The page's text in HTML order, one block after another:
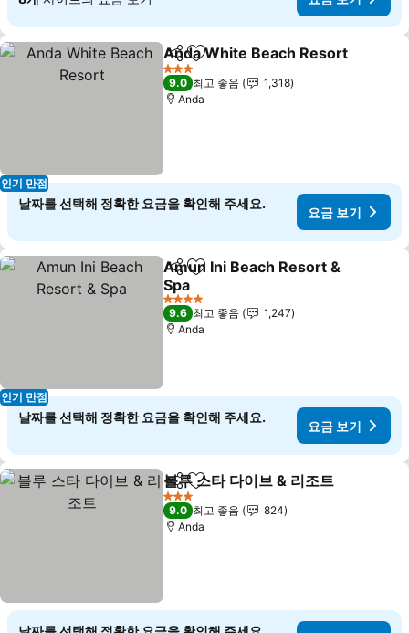
인기 만점
공유 즐겨찾기에 추가
Anda White Beach Resort
3 성급
9.0 최고 좋음
1,318
Anda
날짜를 선택해 정확한 요금을 확인해 주세요.
요금 보기
인기 만점
공유 즐겨찾기에 추가
Amun Ini Beach Resort &
Spa
요금 보기
4 성급
9.6 최고 좋음
1,247
Anda
날짜를 선택해 정확한 요금을 확인해 주세요.
요금 보기
공유 즐겨찾기에 추가
블루 스타 다이브 & 리조트
3 성급
9.0 최고 좋음
824
Anda